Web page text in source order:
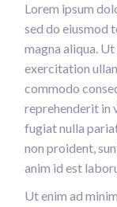
Lorem ipsum
sed do eiusmod
magna aliqua.
exercitation
commodo
reprehenderit in
fugiat nulla
non proident,
anim id est
Ut enim ad